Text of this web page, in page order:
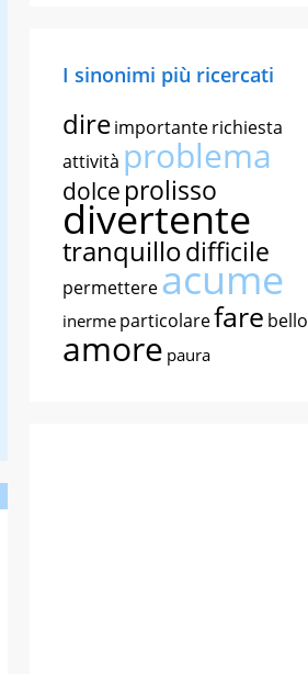
I sinonimi più ricercati
direimportanterichiesta
attività problema
dolce prolisso
divertente
tranquillodifficile
permettereacume
inerme particolarefare bello
amore paura